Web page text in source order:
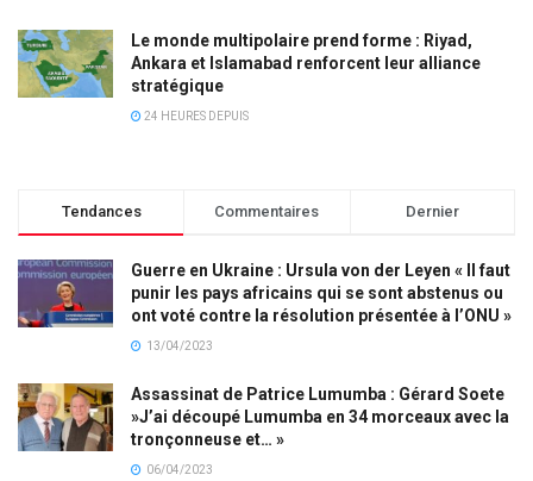
Le monde multipolaire prend forme : Riyad,
Ankara et Islamabad renforcent leur alliance
stratégique
24 HEURES DEPUIS
Tendances Commentaires Dernier
Guerre en Ukraine : Ursula von der Leyen « Il faut
punir les pays africains qui se sont abstenus ou
ont voté contre la résolution présentée à l’ONU »
13/04/2023
Assassinat de Patrice Lumumba : Gérard Soete
»J’ai découpé Lumumba en 34 morceaux avec la
tronçonneuse et… »
06/04/2023